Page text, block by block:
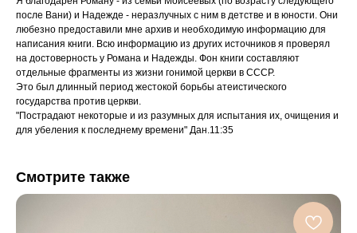
после Вани) и Надежде - неразлучных с ним в детстве и в юности. Они
любезно предоставили мне архив и необходимую информацию для
написания книги. Всю информацию из других источников я проверял
на достоверность у Романа и Надежды. Фон книги составляют
отдельные фрагменты из жизни гонимой церкви в СССР.
Это был длинный период жестокой борьбы атеистического
государства против церкви.
"Пострадают некоторые и из разумных для испытания их, очищения и
для убеления к последнему времени" Дан.11:35
Смотрите также